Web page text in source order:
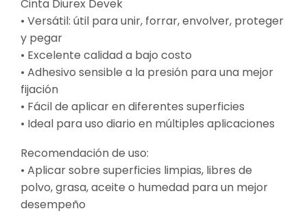
Cinta Diurex Devek
• Versátil: útil para unir, forrar, envolver, proteger
y pegar
• Excelente calidad a bajo costo
• Adhesivo sensible a la presión para una mejor
fijación
• Fácil de aplicar en diferentes superficies
• Ideal para uso diario en múltiples aplicaciones
Recomendación de uso:
• Aplicar sobre superficies limpias, libres de
polvo, grasa, aceite o humedad para un mejor
desempeño